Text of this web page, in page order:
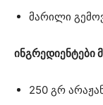
მარილი
ინგრედიენტები
250 გრ